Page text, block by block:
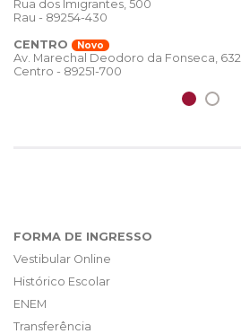
Rua dos Imigrantes, 500
Rau - 89254-430
CENTRO
Novo
Av. Marechal Deodoro da Fonseca, 632
Centro - 89251-700
FORMA DE INGRESSO
Vestibular Online
Histórico Escolar
ENEM
Transferência